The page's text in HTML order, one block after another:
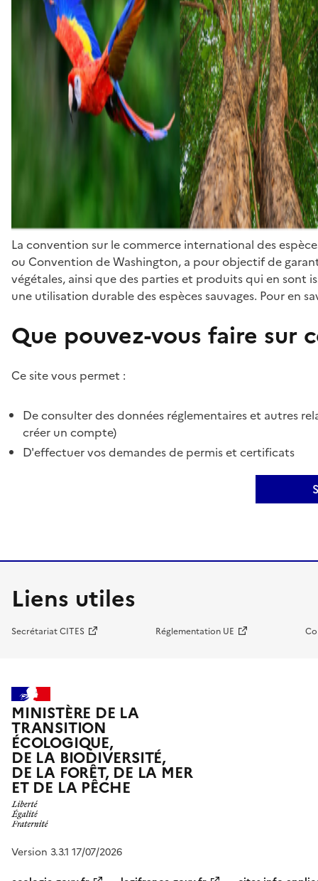
La convention sur le commerce international des
ou Convention de Washington, a pour objectif de
végétales, ainsi que des parties et produits qui en sont
une utilisation durable des espèces sauvages. Pour en
Que pouvez-vous faire sur
Ce site vous permet :
De consulter des données réglementaires et autres
créer un compte)
D'effectuer vos demandes de permis et certificats
Liens utiles
Secrétariat CITES Réglementation UE
MINISTÈRE DE LA
TRANSITION
ÉCOLOGIQUE,
DE LA BIODIVERSITÉ,
DE LA FORÊT, DE LA MER
ET DE LA PÊCHE
Version 3.3.1 17/07/2026